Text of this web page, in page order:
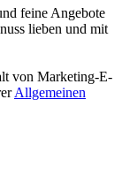
feine Angebote
lieben und mit
von Marketing-E-
Allgemeinen